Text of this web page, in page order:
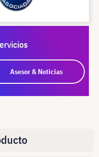
Asesor & Noticias